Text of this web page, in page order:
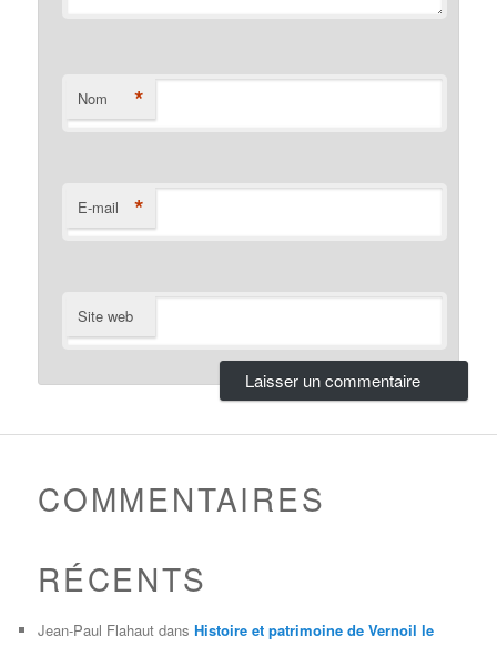
Nom *
E-mail *
Site web
COMMENTAIRES
RÉCENTS
Jean-Paul Flahaut dansHistoire et patrimoine de Vernoil le